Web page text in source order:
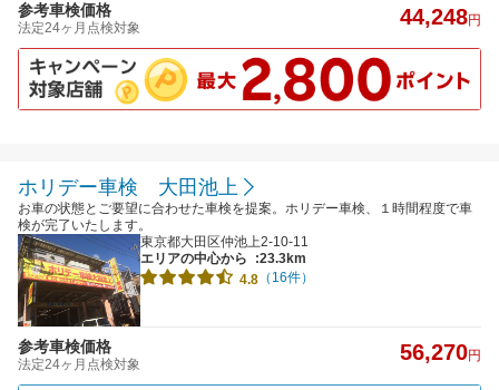
参考車検価格
法定24ヶ月点検対象 44,248円
ホリデー車検 大田池上
お車の状態とご要望に合わせた車検を提案。ホリデー車検、１時間程度で車
検が完了いたします。
東京都大田区仲池上2-10-11
エリアの中心から
:23.3km
4.8 （16件）
参考車検価格
法定24ヶ月点検対象 56,270円